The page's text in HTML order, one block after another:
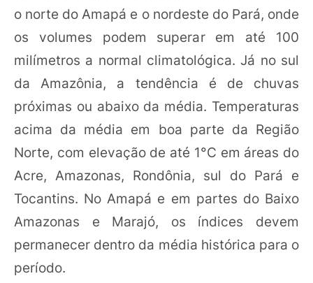
o norte do Amapá e o nordeste do Pará, onde
os volumes podem superar em até 100
milímetros a normal climatológica. Já no sul
da Amazônia, a tendência é de chuvas
próximas ou abaixo da média. Temperaturas
acima da média em boa parte da Região
Norte, com elevação de até 1°C em áreas do
Acre, Amazonas, Rondônia, sul do Pará e
Tocantins. No Amapá e em partes do Baixo
Amazonas e Marajó, os índices devem
permanecer dentro da média histórica para o
período.